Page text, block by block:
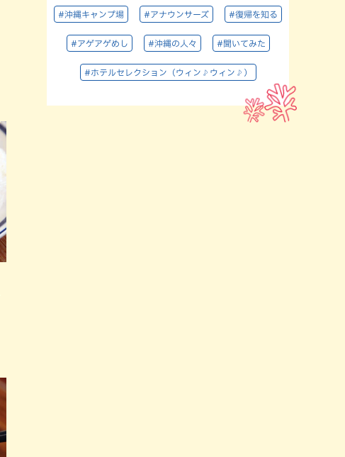
#沖縄キャンプ場 #アナウンサーズ #復帰を知る
#アゲアゲめし #沖縄の人々 #聞いてみた
#ホテルセレクション（ウィン♪ウィン♪）